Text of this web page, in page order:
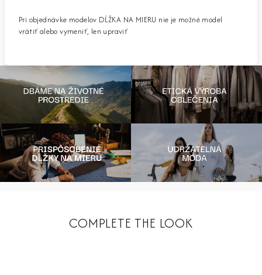
Pri objednávke modelov DĹŽKA NA MIERU nie je možné model
vrátiť alebo vymeniť, len upraviť
COMPLETE THE LOOK